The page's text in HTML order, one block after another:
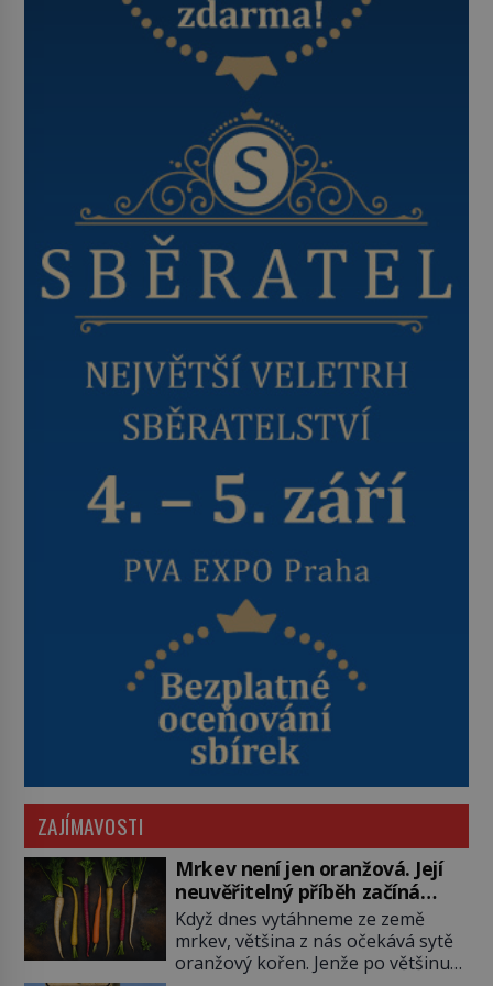
ZAJÍMAVOSTI
Mrkev není jen oranžová. Její
neuvěřitelný příběh začíná
fialovou barvou
Když dnes vytáhneme ze země
mrkev, většina z nás očekává sytě
oranžový kořen. Jenže po většinu